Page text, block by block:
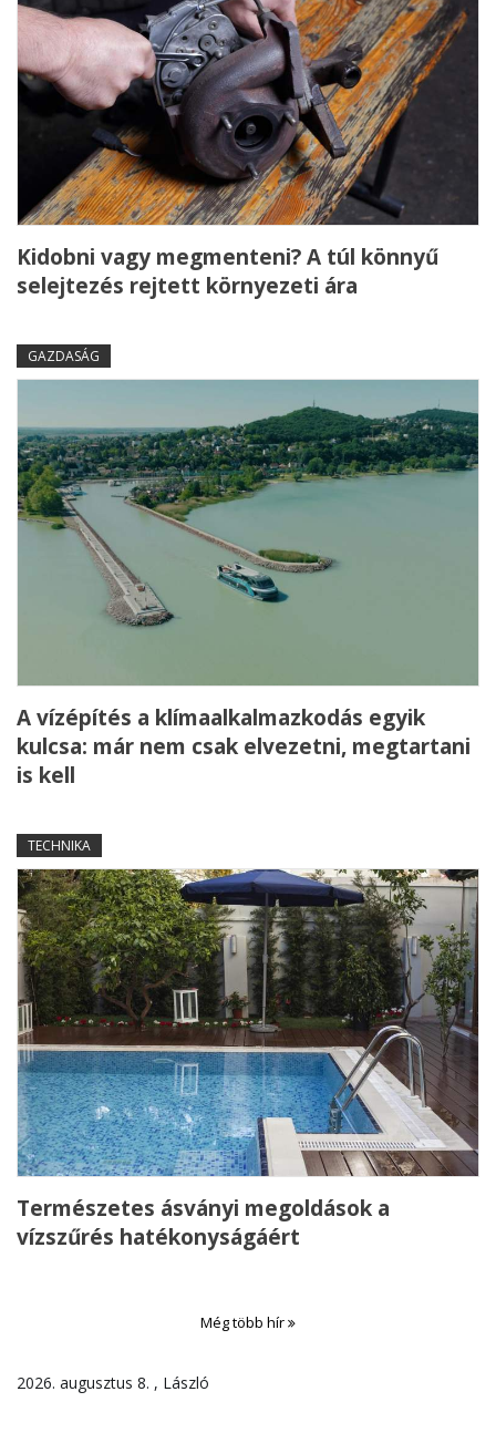
Kidobni vagy megmenteni? A túl könnyű
selejtezés rejtett környezeti ára
GAZDASÁG
A vízépítés a klímaalkalmazkodás egyik
kulcsa: már nem csak elvezetni, megtartani
is kell
TECHNIKA
Természetes ásványi megoldások a
vízszűrés hatékonyságáért
Még több hír
2026. augusztus 8. , László